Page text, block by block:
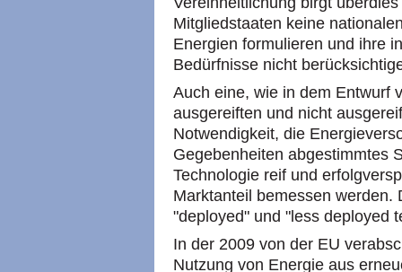
Mitgliedstaaten keine
Energien formulieren und ihre
Bedürfnisse nicht
Auch eine, wie in dem Entwurf
ausgereiften und nicht
Notwendigkeit, die
Gegebenheiten abgestimmtes
Technologie reif und
Marktanteil bemessen werden.
"deployed" und "less deployed
In der 2009 von der EU
Nutzung von Energie aus